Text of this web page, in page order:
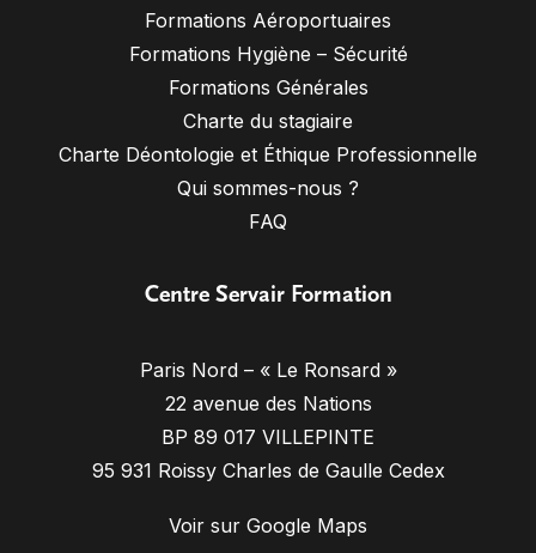
Formations Aéroportuaires
Formations Hygiène – Sécurité
Formations Générales
Charte du stagiaire
Charte Déontologie et Éthique Professionnelle
Qui sommes-nous ?
FAQ
Centre Servair Formation
Paris Nord – « Le Ronsard »
22 avenue des Nations
BP 89 017 VILLEPINTE
95 931 Roissy Charles de Gaulle Cedex
Voir sur Google Maps